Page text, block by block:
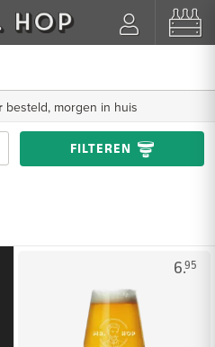
besteld, morgen in huis
FILTEREN
6.95